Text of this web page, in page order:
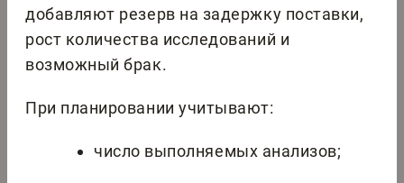
добавляют резерв на задержку поставки,
рост количества исследований и
возможный брак.
При планировании учитывают:
число выполняемых анализов;